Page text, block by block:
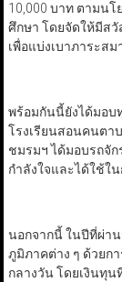
10,000 บาท ตามน
ศึกษา โดยจัดให้มีส
เพื่อแบ่งเบาภาระส
พร้อมกันนี้ยังได้มอบ
โรงเรียนสอนคนตา
ชมรมฯ ได้มอบรถจั
กำลังใจและได้ใช้ใ
นอกจากนี้ ในปีที่ผ่า
ภูมิภาคต่าง ๆ ด้วยก
กลางวัน โดยเงินทุน